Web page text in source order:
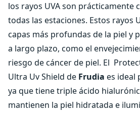
los rayos UVA son prácticamente
todas las estaciones. Estos rayos
capas más profundas de la piel y
a largo plazo, como el
riesgo de cáncer de piel. El
Ultra Uv Shield de Frudia es ideal
ya que tiene triple ácido
mantienen la piel hidratada e